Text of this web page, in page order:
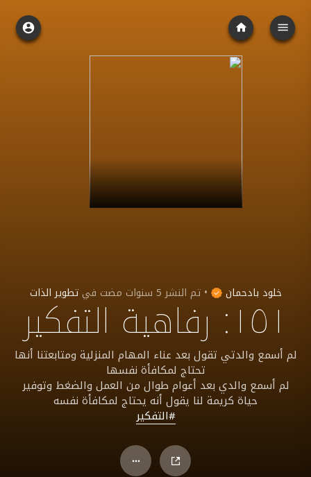
خلود بادحمان • تم النشر5 سنوات مضت فيتطوير الذات ١٥١: رفاهية التفكير
لم أسمع والدتي تقول بعد عناء المهام المنزلية ومتابعتنا أنها
تحتاج لمكافأة نفسها
لم أسمع والدي بعد أعوام طوال من العمل والضغط وتوفير
حياة كريمة لنا يقول أنه يحتاج لمكافأة نفسه
#التفكير